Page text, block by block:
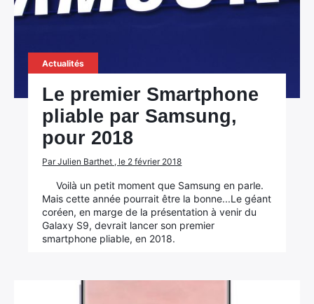
Actualités
Le premier Smartphone
pliable par Samsung,
pour 2018
Par Julien Barthet , le 2 février 2018
Voilà un petit moment que Samsung en parle.
Mais cette année pourrait être la bonne...Le géant
coréen, en marge de la présentation à venir du
Galaxy S9, devrait lancer son premier
smartphone pliable, en 2018.